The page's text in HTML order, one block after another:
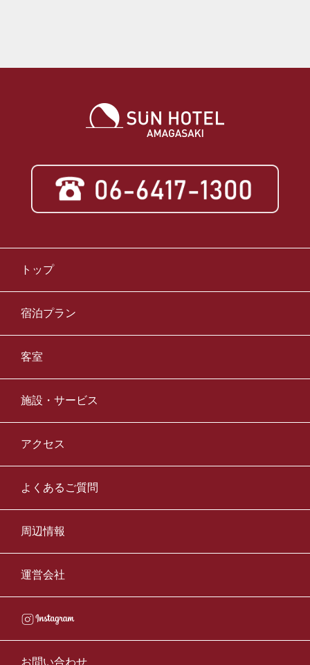
トップ
宿泊プラン
客室
施設・サービス
アクセス
よくあるご質問
周辺情報
運営会社
お問い合わせ